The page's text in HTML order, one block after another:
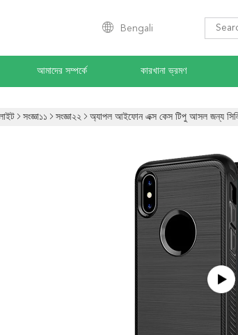
Bengali
আমাদের সম্পর্কে কারখানা ভ্রমণ
সংজ্ঞা১১ সংজ্ঞা২২ অ্যাপল আইফোন এক্স কেস টিপু আসল জন্য